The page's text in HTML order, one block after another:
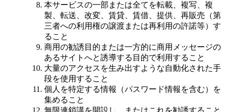
本サービスの一部または全てを転載、複写、複
製、転送、改変、賃貸、賃借、提供、再販売（第
三者への利用権の譲渡または再利用の許諾等）す
ること
商用の勧誘目的または一方的に商用メッセージの
あるサイトへと誘導する目的で利用すること
大量のアクセスを生み出すような自動化された手
段を使用すること
個人を特定する情報（パスワード情報を含む）を
集めること